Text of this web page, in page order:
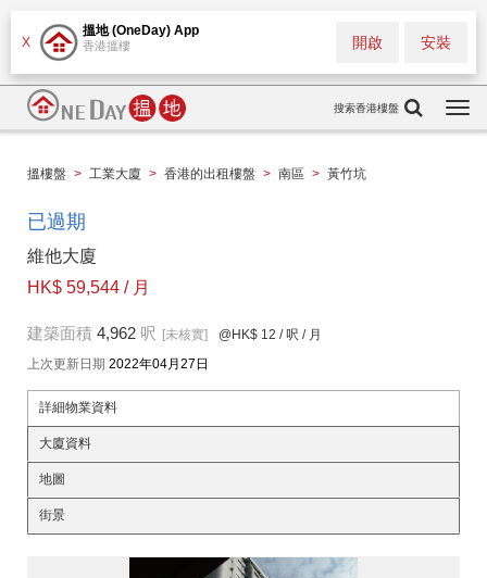
X
搵地 (OneDay) App
香港搵樓 安裝
開啟
搜索香港樓盤
搵樓盤 > 工業大廈 > 香港的出租樓盤 > 南區 > 黃竹坑
已過期
維他大廈
HK$ 59,544 / 月
建築面積 4,962 呎 [未核實] @HK$ 12 / 呎 / 月
上次更新日期 2022年04月27日
詳細物業資料
大廈資料
地圖
街景